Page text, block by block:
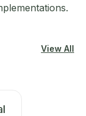
View All